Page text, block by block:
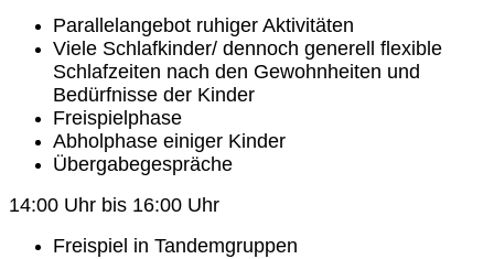
Parallelangebot ruhiger Aktivitäten
Viele Schlafkinder/ dennoch generell flexible
Schlafzeiten nach den Gewohnheiten und
Bedürfnisse der Kinder
Freispielphase
Abholphase einiger Kinder
Übergabegespräche
14:00 Uhr bis 16:00 Uhr
Freispiel in Tandemgruppen